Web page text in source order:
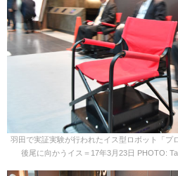
羽田で実証実験が行われたイス型ロボット「プ
後尾に向かうイス＝17年3月23日 PHOTO: